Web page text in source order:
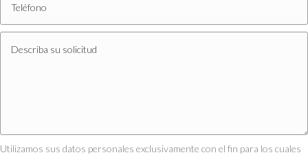
Utilizamos sus datos personales exclusivamente con el fin para los cuales